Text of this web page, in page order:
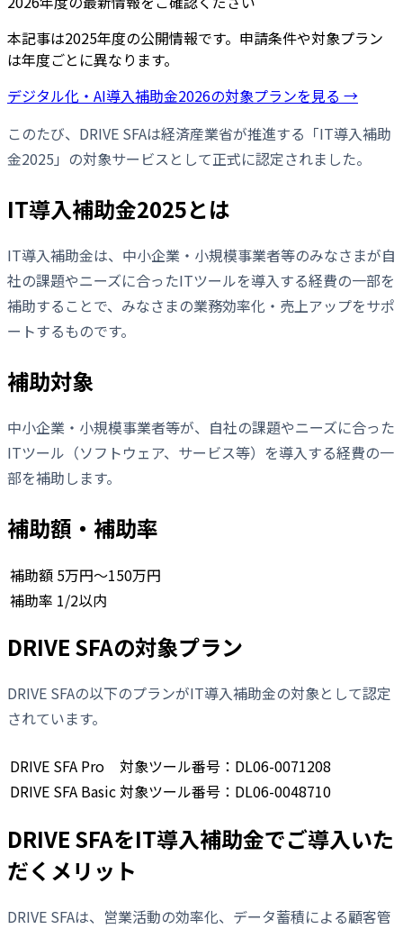
本記事は2025年度の公開情報です。申請条件や対象プラン
は年度ごとに異なります。
デジタル化・AI導入補助金2026の対象プランを見る →
このたび、DRIVE SFAは経済産業省が推進する「IT導入補助
金2025」の対象サービスとして正式に認定されました。
IT導入補助金2025とは
IT導入補助金は、中小企業・小規模事業者等のみなさまが自
社の課題やニーズに合ったITツールを導入する経費の一部を
補助することで、みなさまの業務効率化・売上アップをサポ
ートするものです。
補助対象
中小企業・小規模事業者等が、自社の課題やニーズに合った
ITツール（ソフトウェア、サービス等）を導入する経費の一
部を補助します。
補助額・補助率
補助額 5万円〜150万円
補助率 1/2以内
DRIVE SFAの対象プラン
DRIVE SFAの以下のプランがIT導入補助金の対象として認定
されています。
DRIVE SFA Pro
対象ツール番号：DL06-0071208
DRIVE SFA Basic対象ツール番号：DL06-0048710
DRIVE SFAをIT導入補助金でご導入いた
だくメリット
DRIVE SFAは、営業活動の効率化、データ蓄積による顧客管